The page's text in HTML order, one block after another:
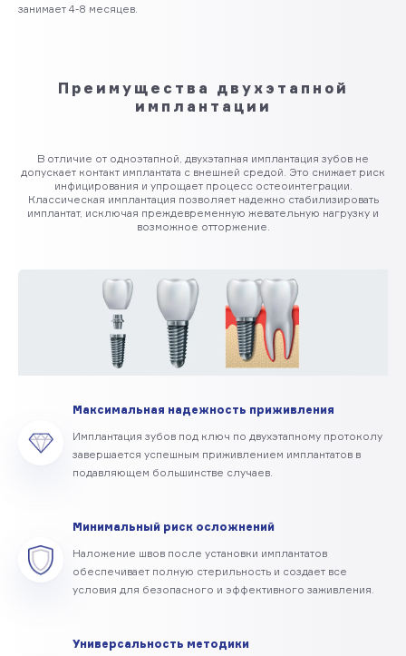
занимает 4-8 месяцев.
Преимущества двухэтапной
имплантации
В отличие от одноэтапной, двухэтапная имплантация зубов не
допускает контакт имплантата с внешней средой. Это снижает риск
инфицирования и упрощает процесс остеоинтеграции.
Классическая имплантация позволяет надежно стабилизировать
имплантат, исключая преждевременную жевательную нагрузку и
возможное отторжение.
Максимальная надежность приживления
Имплантация зубов под ключ по двухэтапному протоколу
завершается успешным приживлением имплантатов в
подавляющем большинстве случаев.
Минимальный риск осложнений
Наложение швов после установки имплантатов
обеспечивает полную стерильность и создает все
условия для безопасного и эффективного заживления.
Универсальность методики